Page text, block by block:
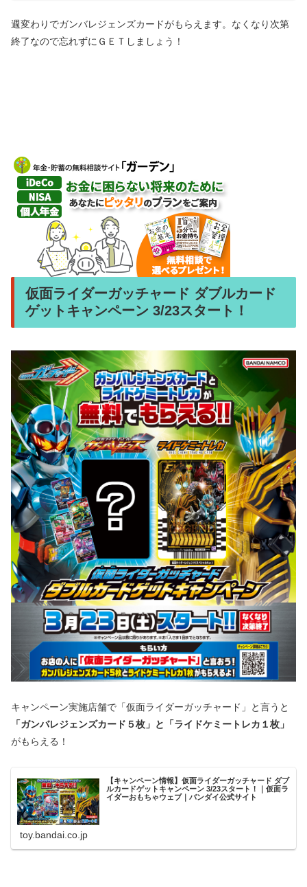
週変わりでガンバレジェンズカードがもらえます。なくなり次第
終了なので忘れずにＧＥＴしましょう！
仮面ライダーガッチャード ダブルカード
ゲットキャンペーン 3/23スタート！
キャンペーン実施店舗で「仮面ライダーガッチャード」と言うと
「ガンバレジェンズカード５枚」と「ライドケミートレカ１枚」
がもらえる！
【キャンペーン情報】仮面ライダーガッチャード ダブ
ルカードゲットキャンペーン 3/23スタート！｜仮面ラ
イダーおもちゃウェブ｜バンダイ公式サイト
toy.bandai.co.jp